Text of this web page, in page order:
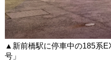
▲新前橋駅に停車中の185系
号」